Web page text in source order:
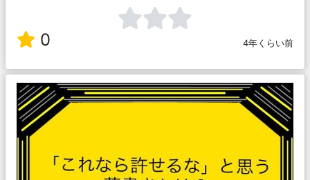
0 4年くらい前